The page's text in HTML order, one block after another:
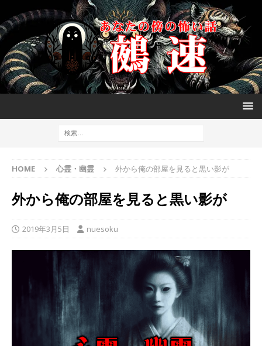
HOME 心霊・幽霊 外から俺の部屋を見ると黒い影が
外から俺の部屋を見ると黒い影が
2019年3月5日 nuesoku